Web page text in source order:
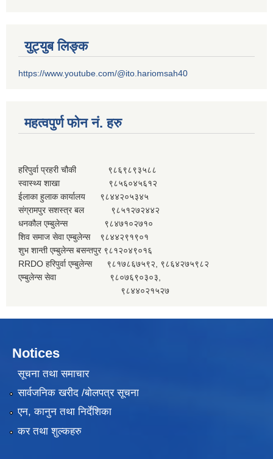
युट्युब लिङ्क
https://www.youtube.com/@ito.hariomsah40
महत्वपुर्ण फोन नं. हरु
हरिपुर्वा प्रहरी चौकी ९८६९८९३५८८
स्वास्थ्य शाखा ९८५६०४५६१२
ईलाका हुलाक कार्यालय ९८४४२०५३४५
संग्रामपुर सशस्त्र बल ९८५१२७२४४२
धनकौल एम्बुलेन्स ९८४७१०२७१०
शिव समाज सेवा एम्बुलेन्स ९८४४२९१९०१
शुभ शान्ती एम्बुलेन्स बसन्तपुर ९८१२०४९०१६
RRDO हरिपुर्वा एम्बुलेन्स ९८१७८६७५९२, ९८६४२७५९८२
एम्बुलेन्स सेवा ९८०७६९०३०३,
९८४४०२१५२७
Notices
सूचना तथा समाचार
सार्वजनिक खरीद /बोलपत्र सूचना
एन, कानुन तथा निर्देशिका
कर तथा शुल्कहरु